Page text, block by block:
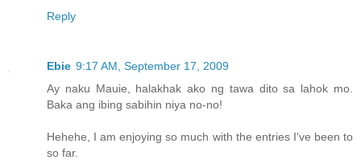
Reply
Ebie 9:17 AM, September 17, 2009
Ay naku Mauie, halakhak ako ng tawa dito sa lahok mo.
Baka ang ibing sabihin niya no-no!
Hehehe, I am enjoying so much with the entries I've been to
so far.